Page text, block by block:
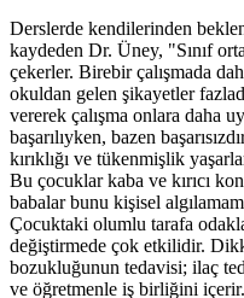
Derslerde kendilerinden
kaydeden Dr. Üney, "Sınıf
çekerler. Birebir çalışmada
okuldan gelen şikayetler
vererek çalışma onlara daha
başarılıyken, bazen
kırıklığı ve tükenmişlik
Bu çocuklar kaba ve kırıcı
babalar bunu kişisel
Çocuktaki olumlu tarafa
değiştirmede çok etkilidir.
bozukluğunun tedavisi; ilaç
ve öğretmenle iş birliğini